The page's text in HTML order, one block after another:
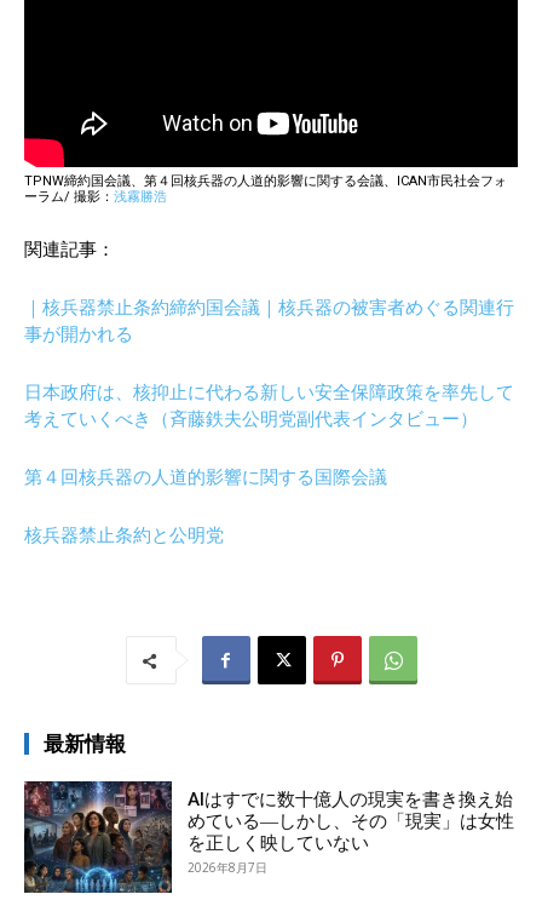
TPNW締約国会議、第４回核兵器の人道的影響に関する会議、ICAN市民社会フォ
ーラム/ 撮影： 浅霧勝浩
関連記事：
｜核兵器禁止条約締約国会議｜核兵器の被害者めぐる関連行
事が開かれる
日本政府は、核抑止に代わる新しい安全保障政策を率先して
考えていくべき（斉藤鉄夫公明党副代表インタビュー）
第４回核兵器の人道的影響に関する国際会議
核兵器禁止条約と公明党
最新情報
AIはすでに数十億人の現実を書き換え始
めている―しかし、その「現実」は女性
を正しく映していない
2026年8月7日